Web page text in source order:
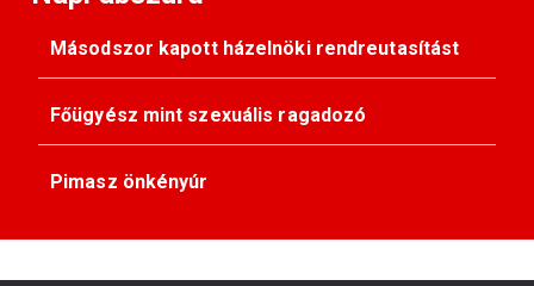
Másodszor kapott házelnöki rendreutasítást
Főügyész mint szexuális ragadozó
Pimasz önkényúr